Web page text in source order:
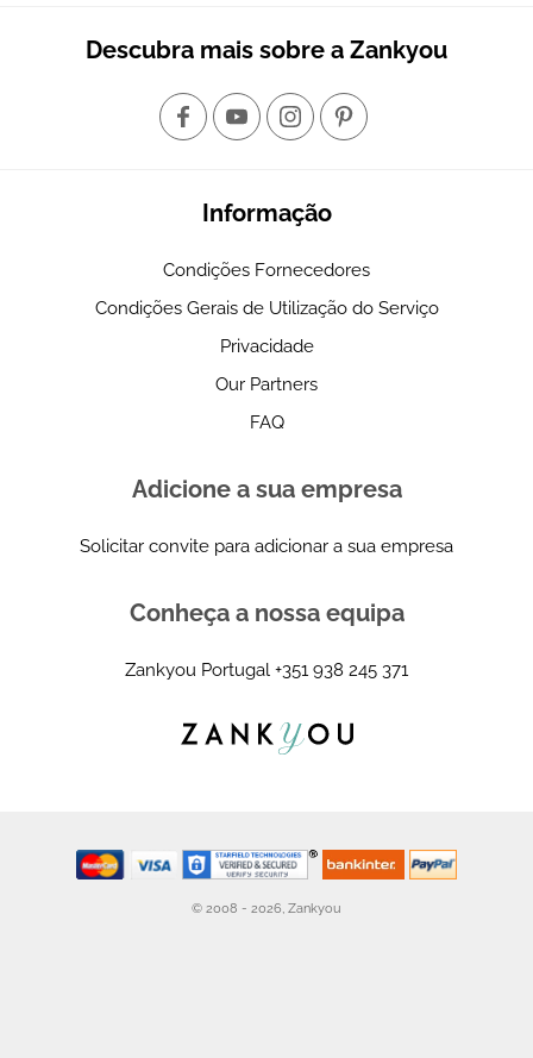
Descubra mais sobre a Zankyou
Informação
Condições Fornecedores
Condições Gerais de Utilização do Serviço
Privacidade
Our Partners
FAQ
Adicione a sua empresa
Solicitar convite para adicionar a sua empresa
Conheça a nossa equipa
Zankyou Portugal +351 938 245 371
© 2008 - 2026, Zankyou